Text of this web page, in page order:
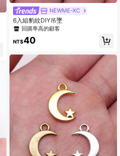
NEWME-XC
6入組豹紋DIY吊墜
回購率高的顧客
NT$40